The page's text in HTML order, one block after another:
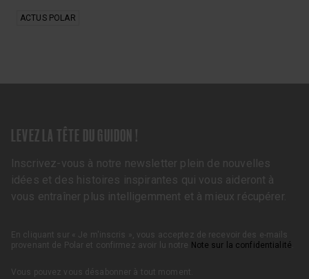
ACTUS POLAR
LEVEZ LA TÊTE DU GUIDON !
Inscrivez-vous à notre newsletter plein de nouvelles
idées et des histoires inspirantes qui vous aideront à
vous entraîner plus intelligemment et à mieux récupérer.
En cliquant sur « Je m'inscris », vous acceptez de recevoir des e-mails
provenant de Polar et confirmez avoir lu notre Note sur la confidentialité
Vous pouvez vous désabonner à tout moment.